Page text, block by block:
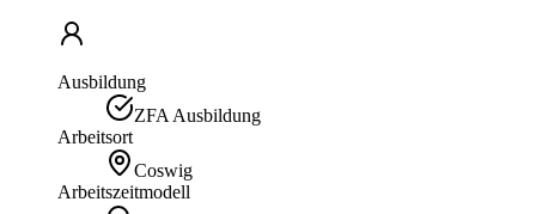
Ausbildung
ZFA Ausbildung
Arbeitsort
Coswig
Arbeitszeitmodell